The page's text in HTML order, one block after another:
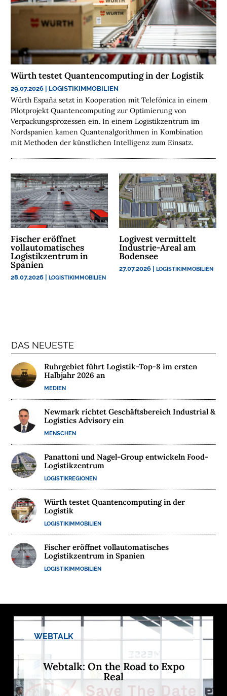
U
E
R
N
E
H
M
E
N
E
B
I
N
A
E
E

D
e
t
s
c
h
l
a
n
s
L
o
g
t
i
k
r
g
i
o
n
e
n
a
s
e
h
n

e
Würth testet Quantencomputing in der Logistik
29.07.2026 LOGISTIKIMMOBILIEN
Würth España setzt in Kooperation mit Telefónica in einem
Pilotprojekt Quantencomputing zur Optimierung von
Verpackungsprozessen ein. In einem Logistikzentrum im
Nordspanien kamen Quantenalgorithmen in Kombination
mit Methoden der künstlichen Intelligenz zum Einsatz.
Fischer eröffnet
vollautomatisches
Logistikzentrum in
Spanien
28.07.2026 |LOGISTIKIMMOBILIEN
Logivest vermittelt
Industrie-Areal am
Bodensee
27.07.2026 |LOGISTIKIMMOBILIEN
DAS NEUESTE
Ruhrgebiet führt Logistik-Top-8 im ersten
Halbjahr 2026 an
MEDIEN
Newmark richtet Geschäftsbereich Industrial &
Logistics Advisory ein
MENSCHEN
Panattoni und Nagel-Group entwickeln Food-
Logistikzentrum
LOGISTIKREGIONEN
Würth testet Quantencomputing in der
Logistik
LOGISTIKIMMOBILIEN
Fischer eröffnet vollautomatisches
Logistikzentrum in Spanien
LOGISTIKIMMOBILIEN
WEBTALK
Webtalk: On the Road to Expo
Real